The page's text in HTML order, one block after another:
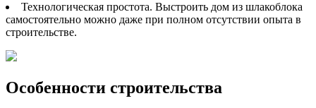
Технологическая простота. Выстроить дом из шлакоблока
самостоятельно можно даже при полном отсутствии опыта в
строительстве.
Особенности строительства